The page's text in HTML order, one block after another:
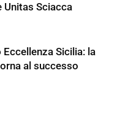
Unitas Sciacca
Sicilia: la
al successo